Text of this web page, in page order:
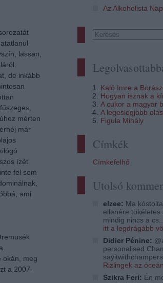
Az Alkoholista
Kaló Imre a
Hogyan isznak a
A cukor a magyar
A legeslegjobb
Figula Mihály
Címkék
Címkefelhő
Utolsó
elzee: Ma
ellenére
mindig nincs a cs...
itt a legdrágább
Didier Pénine:
personalised
Rizlingek az
Szikra Feri: Én
lassan,
de inkább
mérten
már
ízét
fel sem
ami
okán, meg
a 2007-